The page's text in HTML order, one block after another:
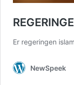
Er regeringen
NewSpeek